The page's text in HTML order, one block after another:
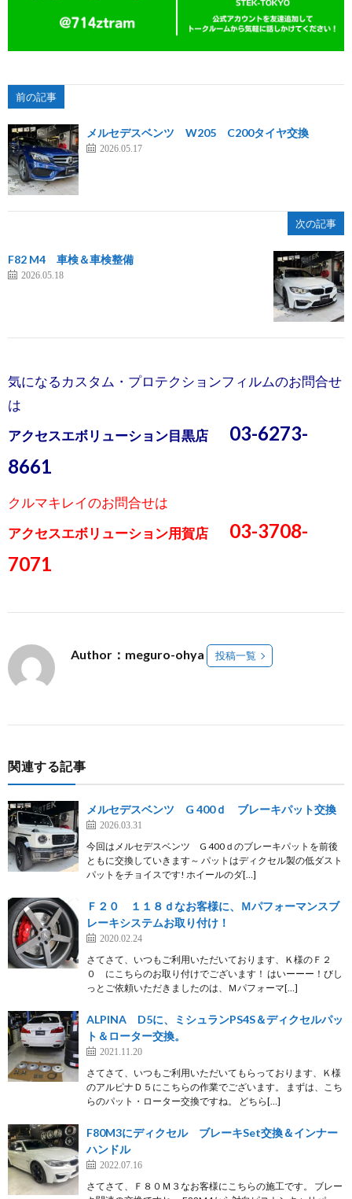
前の記事
メルセデスベンツ W205 C200タイヤ交換
2026.05.17
次の記事
F82 M4 車検＆車検整備
2026.05.18
気になるカスタム・プロテクションフィルムのお問合せ
は
アクセスエボリューション目黒店
03-6273-
8661
クルマキレイのお問合せは
アクセスエボリューション用賀店
03-3708-
7071
Author：meguro-ohya 投稿一覧
関連する記事
メルセデスベンツ G 400ｄ ブレーキパット交換
2026.03.31
今回はメルセデスベンツ G 400ｄのブレーキパットを前後
ともに交換していきます～ パットはディクセル製の低ダスト
パットをチョイスです! ホイールのダ[…]
Ｆ２０ １１８ｄなお客様に、Ｍパフォーマンスブ
レーキシステムお取り付け！
2020.02.24
さてさて、いつもご利用いただいております、Ｋ様のＦ２
０ にこちらのお取り付けでございます！ はいーーー！びし
っとご依頼いただきましたのは、Ｍパフォーマ[…]
ALPINA D5に、ミシュランPS4S＆ディクセルパッ
ト＆ローター交換。
2021.11.20
さてさて、いつもご利用いただいてもらっております、Ｋ様
のアルピナＤ５にこちらの作業でございます。 まずは、こち
らのパット・ローター交換ですね。 どちら[…]
F80M3にディクセル ブレーキSet交換＆インナー
ハンドル
2022.07.16
さてさて、Ｆ８０Ｍ３なお客様にこちらの施工です。 ブレー